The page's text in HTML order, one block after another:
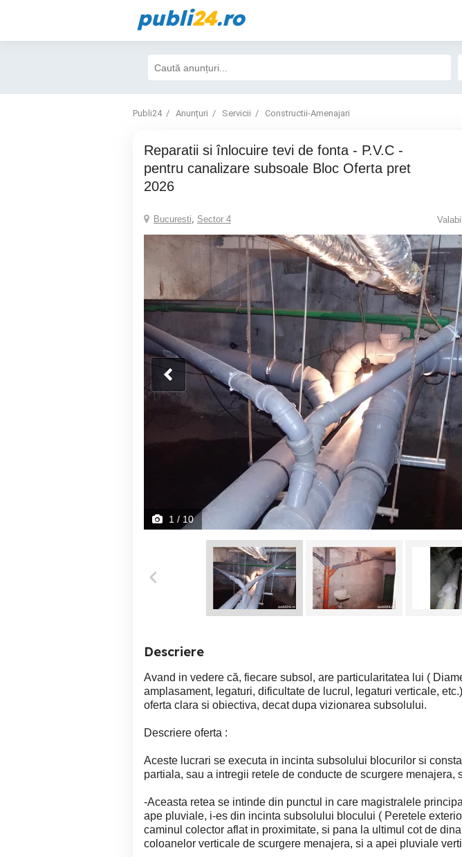
publi24.ro
Publi24 Anunțuri Servicii Constructii-Amenajari
Reparatii si înlocuire tevi de fonta - P.V.C -
pentru canalizare subsoale Bloc Oferta pret
2026
Bucuresti, Sector 4
1 / 10
Descriere
Avand in vedere că, fiecare subsol, are particularitatea lui (
amplasament, legaturi, dificultate de lucrul, legaturi verticale,
oferta clara si obiectiva, decat dupa vizionarea subsolului.
Descriere oferta :
Aceste lucrari se executa in incinta subsolului blocurilor si
partiala, sau a intregii retele de conducte de scurgere menajera,
-Aceasta retea se intinde din punctul in care magistralele
ape pluviale, i-es din incinta subsolului blocului ( Peretele
caminul colector aflat in proximitate, si pana la ultimul cot de
coloanelor verticale de scurgere menajera, si a apei pluviale